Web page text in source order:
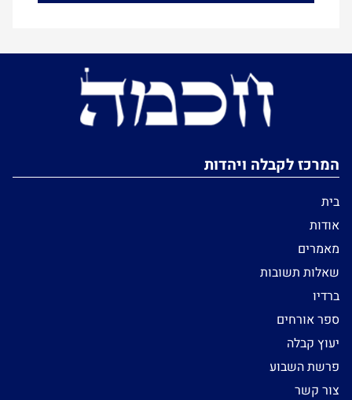
המרכז לקבלה ויהדות
בית
אודות
מאמרים
שאלות תשובות
ברדיו
ספר אורחים
יעוץ קבלה
פרשת השבוע
צור קשר